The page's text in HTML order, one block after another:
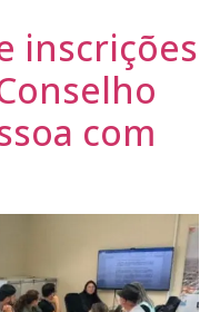
inscrições
com